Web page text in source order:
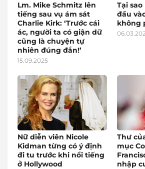
Lm. Mike Schmitz lên
tiếng sau vụ ám sát
Charlie Kirk: ‘Trước cái
ác, người ta có giận dữ
cũng là chuyện tự
nhiên đúng đắn!’
15.09.2025
Tại
đầu
không
Nữ diễn viên Nicole
Kidman từng có ý định
đi tu trước khi nổi tiếng
ở Hollywood
Thư
mục
nhập